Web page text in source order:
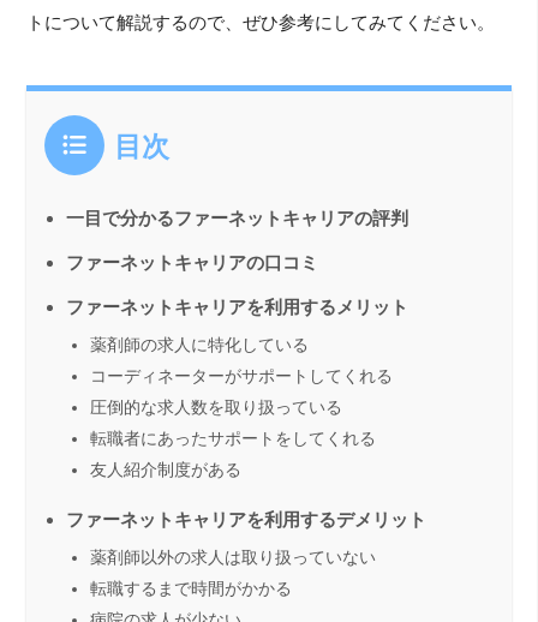
トについて解説するので、ぜひ参考にしてみてください。
目次
一目で分かるファーネットキャリアの評判
ファーネットキャリアの口コミ
ファーネットキャリアを利用するメリット
薬剤師の求人に特化している
コーディネーターがサポートしてくれる
圧倒的な求人数を取り扱っている
転職者にあったサポートをしてくれる
友人紹介制度がある
ファーネットキャリアを利用するデメリット
薬剤師以外の求人は取り扱っていない
転職するまで時間がかかる